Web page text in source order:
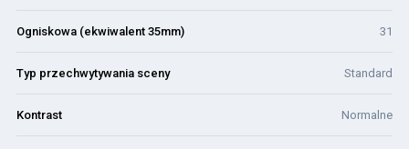
Ogniskowa (ekwiwalent 35mm) 31
Typ przechwytywania sceny Standard
Kontrast Normalne